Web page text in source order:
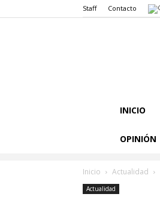
Staff Contacto
INICIO
OPINIÓN
Inicio Actualidad
Actualidad